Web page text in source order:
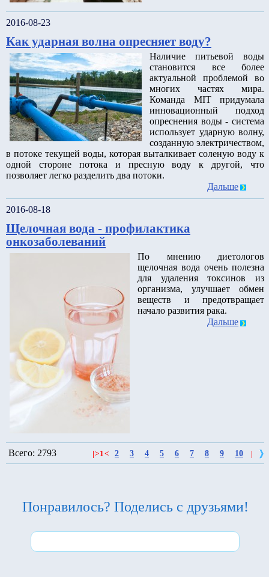
2016-08-23
Как ударная волна опресняет воду?
Наличие питьевой воды
становится все более
актуальной проблемой во
многих частях мира.
Команда MIT придумала
инновационный подход
опреснения воды - система
использует ударную волну,
созданную электричеством,
в потоке текущей воды, которая выталкивает соленую воду к
одной стороне потока и пресную воду к другой, что
позволяет легко разделить два потоки.
Дальше
2016-08-18
Щелочная вода - профилактика
онкозаболеваний
По мнению диетологов
щелочная вода очень полезна
для удаления токсинов из
организма, улучшает обмен
веществ и предотвращает
начало развития рака.
Дальше
Всего: 2793 >1< 2 3 4 5 6 7 8 9 10
Понравилось? Поделись с друзьями!